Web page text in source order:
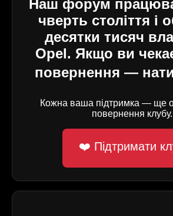
Наш форум
чверть століття і
десятки тисяч
Opel. Якщо ви
повернення —
Кожна ваша підтримка — ще
повернення клубу.
❤️ Підтримати